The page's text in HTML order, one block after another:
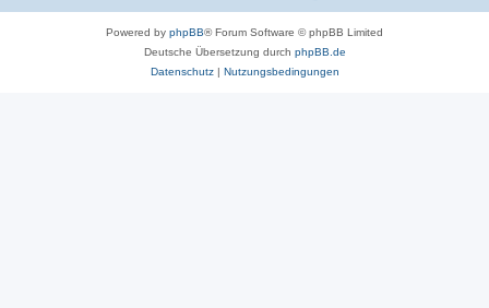
Powered by phpBB® Forum Software © phpBB Limited
Deutsche Übersetzung durch phpBB.de
Datenschutz| Nutzungsbedingungen